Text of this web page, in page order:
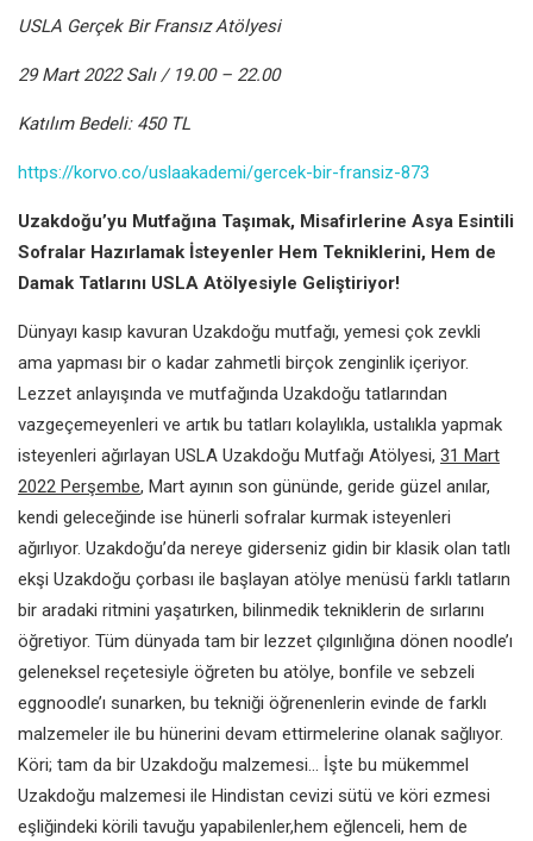
USLA Gerçek Bir Fransız Atölyesi
29 Mart 2022 Salı / 19.00 – 22.00
Katılım Bedeli: 450 TL
https://korvo.co/uslaakademi/gercek-bir-fransiz-873
Uzakdoğu’yu Mutfağına Taşımak, Misafirlerine Asya Esintili
Sofralar Hazırlamak İsteyenler Hem Tekniklerini, Hem de
Damak Tatlarını USLA Atölyesiyle Geliştiriyor!
Dünyayı kasıp kavuran Uzakdoğu mutfağı, yemesi çok zevkli
ama yapması bir o kadar zahmetli birçok zenginlik içeriyor.
Lezzet anlayışında ve mutfağında Uzakdoğu tatlarından
vazgeçemeyenleri ve artık bu tatları kolaylıkla, ustalıkla yapmak
isteyenleri ağırlayan USLA Uzakdoğu Mutfağı Atölyesi, 31 Mart
2022 Perşembe, Mart ayının son gününde, geride güzel anılar,
kendi geleceğinde ise hünerli sofralar kurmak isteyenleri
ağırlıyor. Uzakdoğu’da nereye giderseniz gidin bir klasik olan tatlı
ekşi Uzakdoğu çorbası ile başlayan atölye menüsü farklı tatların
bir aradaki ritmini yaşatırken, bilinmedik tekniklerin de sırlarını
öğretiyor. Tüm dünyada tam bir lezzet çılgınlığına dönen noodle’ı
geleneksel reçetesiyle öğreten bu atölye, bonfile ve sebzeli
eggnoodle’ı sunarken, bu tekniği öğrenenlerin evinde de farklı
malzemeler ile bu hünerini devam ettirmelerine olanak sağlıyor.
Köri; tam da bir Uzakdoğu malzemesi… İşte bu mükemmel
Uzakdoğu malzemesi ile Hindistan cevizi sütü ve köri ezmesi
eşliğindeki körili tavuğu yapabilenler,hem eğlenceli, hem de